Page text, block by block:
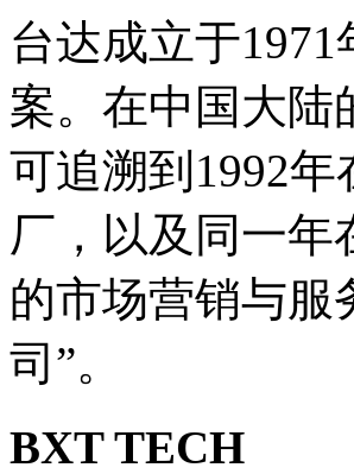
台达成立于
案。在中国大陆
可追溯到1992
厂，以及同一
的市场营销与服
司”。
BXT TECH